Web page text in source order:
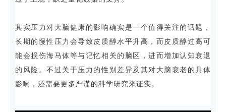
其实压力对大脑健康的影响确实是一个值得关注的话题，
长期的慢性压力会导致皮质醇水平升高，而皮质醇过高可
能会损伤海马体等与记忆相关的脑区，进而增加认知衰退
的风险。不过关于压力的性别差异及其对大脑衰老的具体
影响，还需要更多严谨的科学研究来证实。